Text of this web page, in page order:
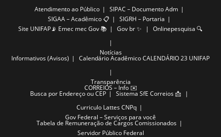
Atendimento ao Público
SIPAC – Documento Adm
SIGAA – Acadêmico 📋
SIGRH – Portaria
Site UNIFAP📡 Emec mec Gov 📚 Gov br ✨ Onlinepesquisa 🔍
Notícias
Informativos (Avisos) Calendário AcadêmicoCALENDÁRIO 23 UNIFAP
Transparência
CORREIOS – Info ✉️
Busca por Endereço ou CEP
Sistema SfE Correios 📩
Curriculo Lattes CNPq
Gov Federal – Serviços para você
Tabela de Remuneração de Cargos Comissionados
Servidor Público Federal